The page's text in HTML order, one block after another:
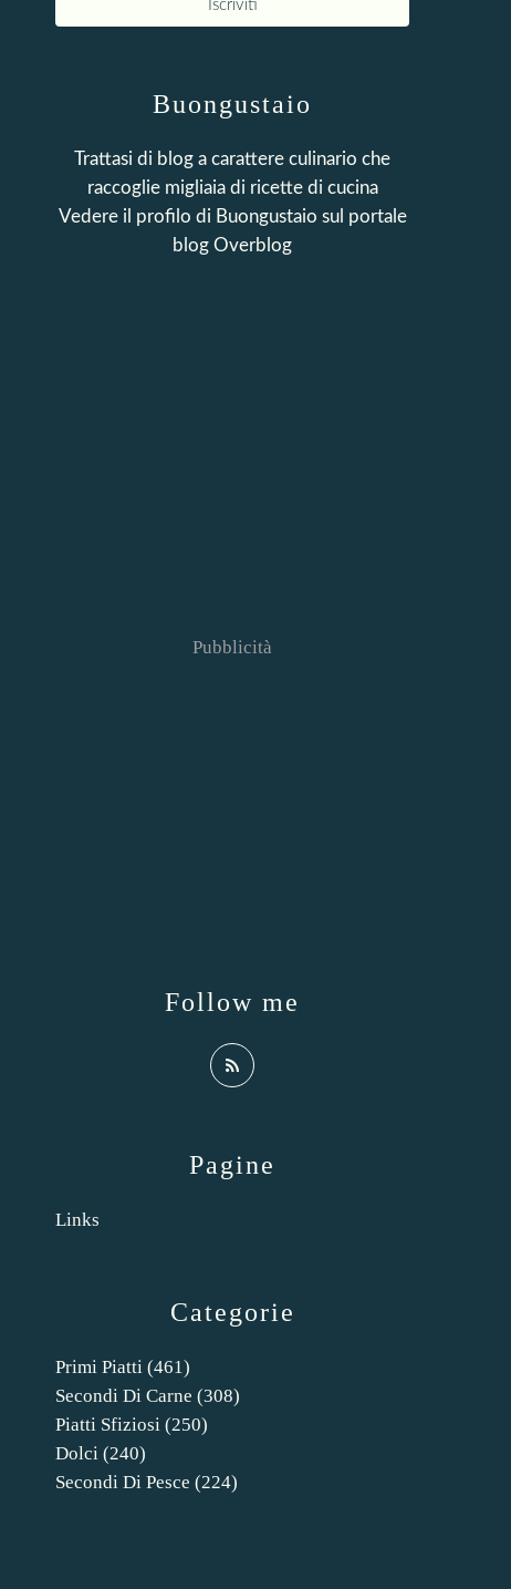
Categorie
Primi Piatti (461)
Secondi Di Carne (308)
Piatti Sfiziosi (250)
Dolci (240)
Secondi Di Pesce (224)
Pagine
Links
Buongustaio
Trattasi di blog a carattere culinario che
raccoglie migliaia di ricette di cucina
Vedere il profilo di Buongustaio sul portale
blog Overblog
Follow me
Pubblicità